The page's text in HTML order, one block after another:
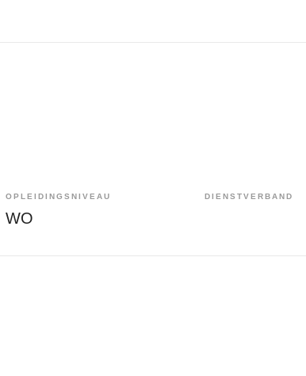
OPLEIDINGSNIVEAU
WO
DIENSTVERBAND